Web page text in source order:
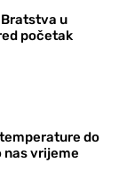
u
početak
do
nas vrijeme